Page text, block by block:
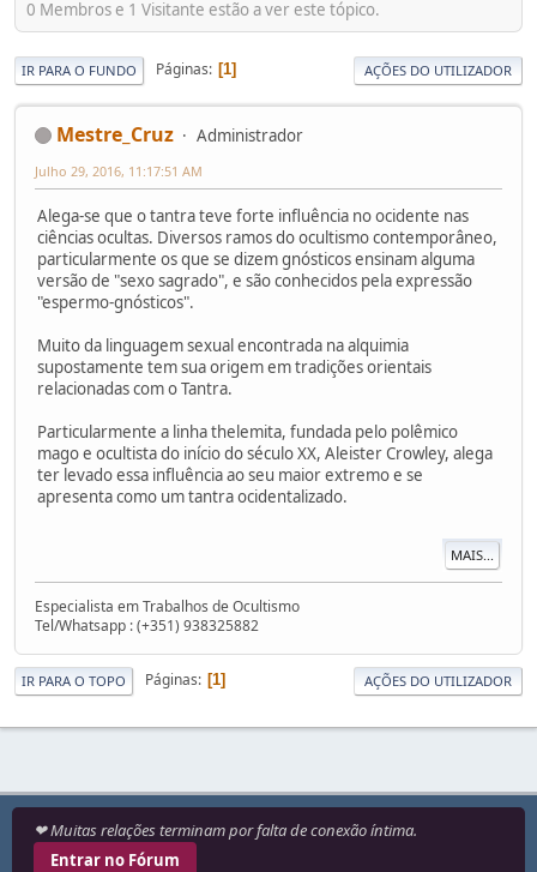
0 Membros e 1 Visitante estão a ver este tópico.
IR PARA O FUNDO Páginas 1 AÇÕES DO UTILIZADOR
Mestre_Cruz Administrador
Julho 29, 2016, 11:17:51 AM
Alega-se que o tantra teve forte influência no ocidente nas
ciências ocultas. Diversos ramos do ocultismo contemporâneo,
particularmente os que se dizem gnósticos ensinam alguma
versão de "sexo sagrado", e são conhecidos pela expressão
"espermo-gnósticos".
Muito da linguagem sexual encontrada na alquimia
supostamente tem sua origem em tradições orientais
relacionadas com o Tantra.
Particularmente a linha thelemita, fundada pelo polêmico
mago e ocultista do início do século XX, Aleister Crowley, alega
ter levado essa influência ao seu maior extremo e se
apresenta como um tantra ocidentalizado.
MAIS...
Especialista em Trabalhos de Ocultismo
Tel/Whatsapp : (+351) 938325882
IR PARA O TOPO Páginas 1 AÇÕES DO UTILIZADOR
❤ Muitas relações terminam por falta de conexão íntima.
Entrar no Fórum